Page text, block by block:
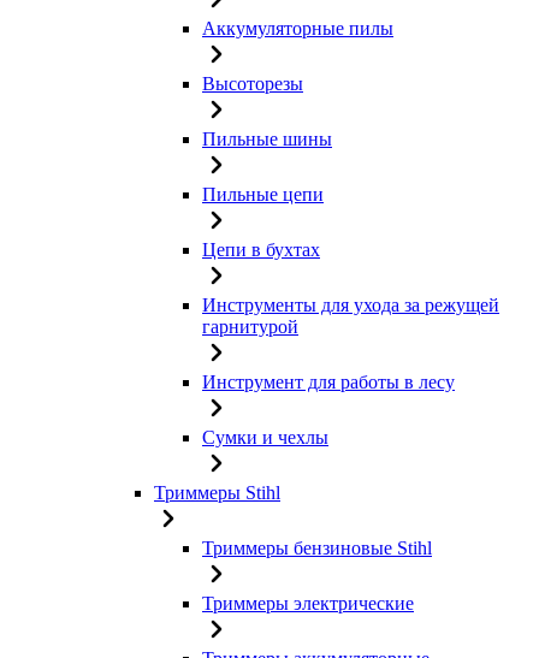
Аккумуляторные пилы
Высоторезы
Пильные шины
Пильные цепи
Цепи в бухтах
Инструменты для ухода за режущей
гарнитурой
Инструмент для работы в лесу
Сумки и чехлы
Триммеры Stihl
Триммеры бензиновые Stihl
Триммеры электрические